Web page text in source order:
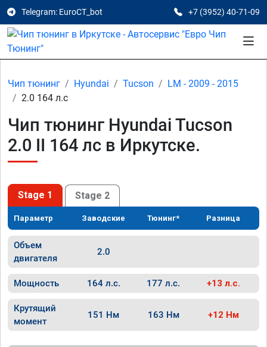
Telegram: EuroCT_bot +7 (3952) 40-71-09
Чип тюнинг Hyundai Tucson
LM - 2009 - 2015
2.0 164 л.с
Чип тюнинг Hyundai Tucson
2.0 II 164 лс в Иркутске.
Stage 1 Stage 2
Параметр Заводские Тюнинг* Разница
Объем
двигателя
2.0
Мощность 164 л.с. 177 л.с. +13 л.с.
Крутящий
момент
151 Нм 163 Нм +12 Нм